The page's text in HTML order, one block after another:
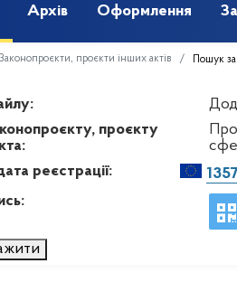
Архів Оформлення
Законопроєкти, проєкти інших актів Пошук
проєкту
реєстрації: